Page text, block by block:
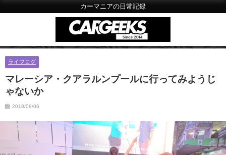
カーマニアの日常記録
ライフログ
マレーシア・クアラルンプールに行ってみようじ
ゃないか
2018/08/06